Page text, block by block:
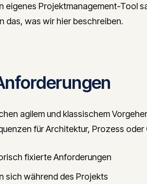
eigenes Projektmanagement-Tool
das, was wir hier beschreiben.
agilem und klassischem
für Architektur, Prozess oder
fixierte Anforderungen
sich während des Projekts